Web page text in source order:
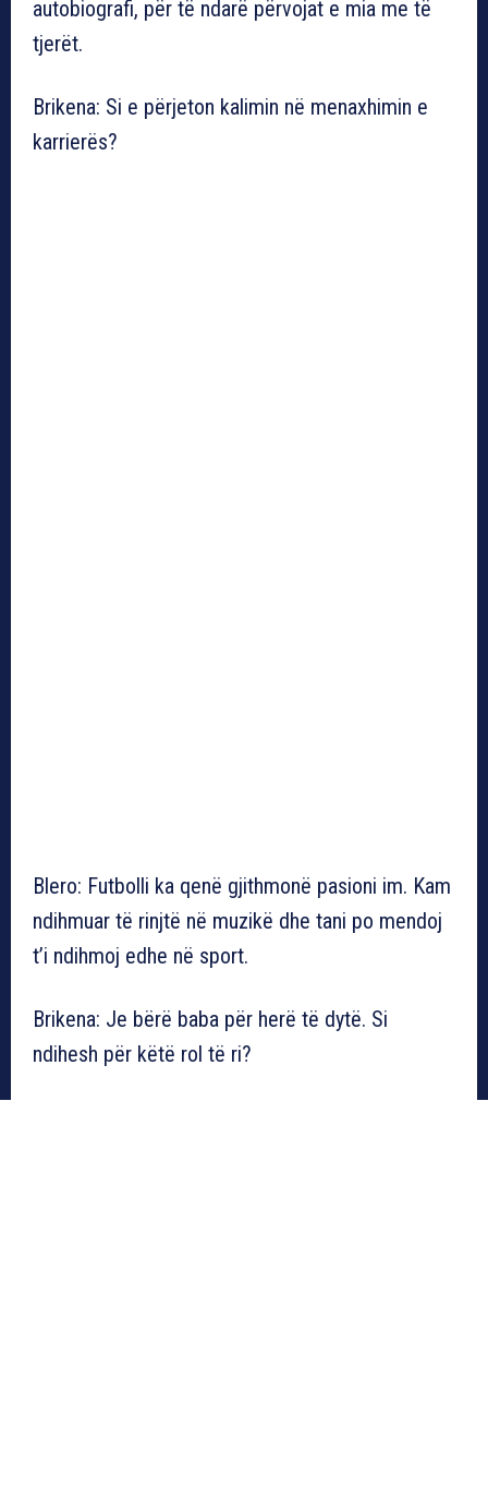
autobiografi, për të ndarë përvojat e mia me të
tjerët.
Brikena: Si e përjeton kalimin në menaxhimin e
karrierës?
Blero: Futbolli ka qenë gjithmonë pasioni im. Kam
ndihmuar të rinjtë në muzikë dhe tani po mendoj
t’i ndihmoj edhe në sport.
Brikena: Je bërë baba për herë të dytë. Si
ndihesh për këtë rol të ri?